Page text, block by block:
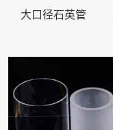
大口径石英管